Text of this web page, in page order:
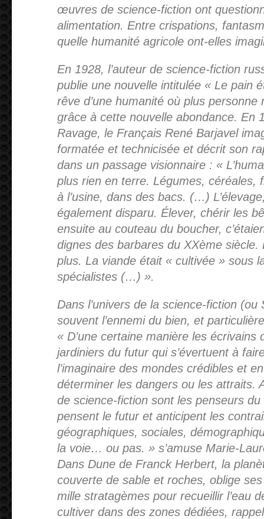
œuvres de science-fiction ont
alimentation. Entre crispations,
quelle humanité agricole ont-elles
En 1928, l’auteur de science-fiction
publie une nouvelle intitulée « Le pain
rêve d’une humanité où plus
grâce à cette nouvelle abondance. En
Ravage, le Français René Barjavel
formatée et technicisée et décrit son
dans un passage visionnaire : «
plus rien en terre. Légumes, céréales,
à l’usine, dans des bacs. (…)
également disparu. Élever, chérir les
ensuite au couteau du boucher,
dignes des barbares du XXème siècle.
plus. La viande était « cultivée » sous
spécialistes (…) ».
Dans l’univers de la science-fiction (ou
souvent l’ennemi du bien, et
« D’une certaine manière les écrivains
jardiniers du futur qui s’évertuent à
l’imaginaire des mondes crédibles et
déterminer les dangers ou les attraits.
de science-fiction sont les penseurs
pensent le futur et anticipent les
géographiques, sociales,
la voie… ou pas. » s’amuse Marie-
Dans Dune de Franck Herbert, la
couverte de sable et roches, oblige
mille stratagèmes pour recueillir l’eau
cultiver dans des zones dédiées,